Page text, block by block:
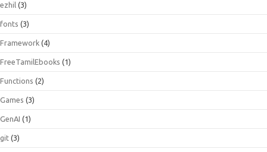
ezhil (3)
fonts (3)
Framework (4)
FreeTamilEbooks (1)
Functions (2)
Games (3)
GenAI (1)
git (3)